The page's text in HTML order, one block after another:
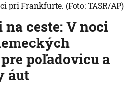
ceste: V noci
poľadovicu a
áut
pri Frankfurte. (Foto: TASR/AP)